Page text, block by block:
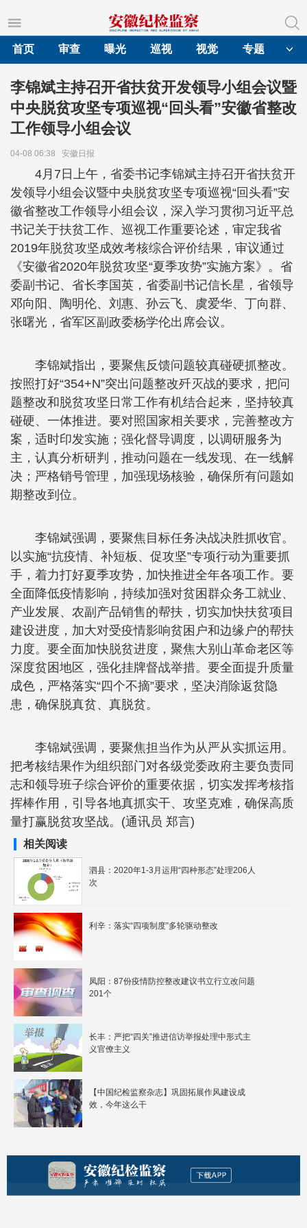
首页
审查 曝光 巡视 视觉 专题
李锦斌主持召开省扶贫开发领导小组会议暨
中央脱贫攻坚专项巡视“回头看”安徽省整改
工作领导小组会议
04-08 06:38 安徽日报
4月7日上午，省委书记李锦斌主持召开省扶贫开
发领导小组会议暨中央脱贫攻坚专项巡视“回头看”安
徽省整改工作领导小组会议，深入学习贯彻习近平总
书记关于扶贫工作、巡视工作重要论述，审定我省
2019年脱贫攻坚成效考核综合评价结果，审议通过
《安徽省2020年脱贫攻坚“夏季攻势”实施方案》。省
委副书记、省长李国英，省委副书记信长星，省领导
邓向阳、陶明伦、刘惠、孙云飞、虞爱华、丁向群、
张曙光，省军区副政委杨学伦出席会议。
李锦斌指出，要聚焦反馈问题较真碰硬抓整改。
按照打好“354+N”突出问题整改歼灭战的要求，把问
题整改和脱贫攻坚日常工作有机结合起来，坚持较真
碰硬、一体推进。要对照国家相关要求，完善整改方
案，适时印发实施；强化督导调度，以调研服务为
主，认真分析研判，推动问题在一线发现、在一线解
决；严格销号管理，加强现场核验，确保所有问题如
期整改到位。
李锦斌强调，要聚焦目标任务决战决胜抓收官。
以实施“抗疫情、补短板、促攻坚”专项行动为重要抓
手，着力打好夏季攻势，加快推进全年各项工作。要
全面降低疫情影响，持续加强对贫困群众务工就业、
产业发展、农副产品销售的帮扶，切实加快扶贫项目
建设进度，加大对受疫情影响贫困户和边缘户的帮扶
力度。要全面加快脱贫进度，聚焦大别山革命老区等
深度贫困地区，强化挂牌督战举措。要全面提升质量
成色，严格落实“四个不摘”要求，坚决消除返贫隐
患，确保脱真贫、真脱贫。
李锦斌强调，要聚焦担当作为从严从实抓运用。
把考核结果作为组织部门对各级党委政府主要负责同
志和领导班子综合评价的重要依据，切实发挥考核指
挥棒作用，引导各地真抓实干、攻坚克难，确保高质
量打赢脱贫攻坚战。(通讯员 郑言)
相关阅读
泗县：2020年1-3月运用“四种形态”处理206人
次
利辛：落实“四项制度”多轮驱动整改
凤阳：87份疫情防控整改建议书立行立改问题
201个
长丰：严把“四关”推进信访举报处理中形式主
义官僚主义
【中国纪检监察杂志】巩固拓展作风建设成
效，今年这么干